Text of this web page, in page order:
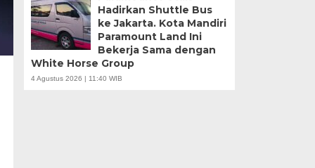
Hadirkan Shuttle Bus
ke Jakarta. Kota Mandiri
Paramount Land Ini
Bekerja Sama dengan
White Horse Group
4 Agustus 2026 | 11:40 WIB